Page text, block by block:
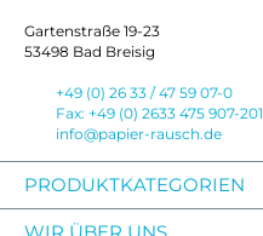
Gartenstraße 19-23
53498 Bad Breisig
+49 (0) 26 33 / 47 59 07-0
Fax: +49 (0) 2633 475 907-201
info@papier-rausch.de
PRODUKTKATEGORIEN